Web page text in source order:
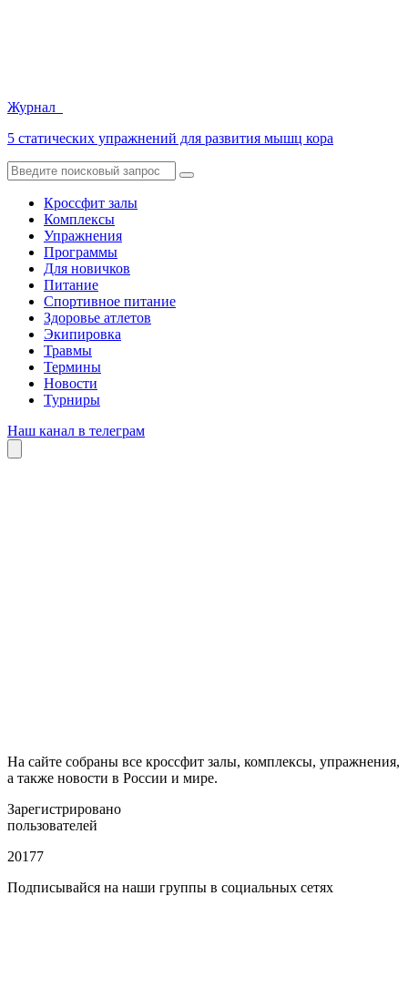
Журнал
5 статических упражнений для развития мышц кора
Кроссфит залы
Комплексы
Упражнения
Программы
Для новичков
Питание
Спортивное питание
Здоровье атлетов
Экипировка
Травмы
Термины
Новости
Турниры
Наш канал в телеграм
На сайте собраны все кроссфит залы, комплексы, упражнения,
а также новости в России и мире.
Зарегистрировано
пользователей
20177
Подписывайся на наши группы в социальных сетях